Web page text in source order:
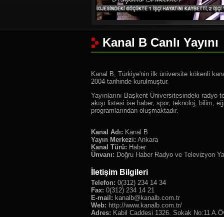
Kanal B Canlı Yayını
Kanal B, Türkiye'nin ilk üniversite kökenli
2004 tarihinde kurulmuştur.
Yayınlarını Başkent Üniversitesindeki
akışı listesi ise haber, spor, teknoloj, bilim,
programlarından oluşmaktadır.
Kanal Adı: Kanal B
Yayın Merkezi: Ankara
Kanal Türü: Haber
Ünvanı: Doğru Haber Radyo ve Televizyon
İletişim Bilgileri
Telefon: 0(312) 234 14 34
Fax: 0(312) 234 14 21
E-mail: kanalb@kanalb.com.tr
Web: http://www.kanalb.com.tr/
Adres: Kabil Caddesi 1326. Sokak No:11